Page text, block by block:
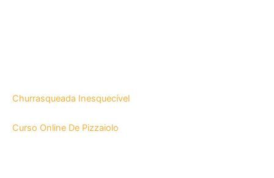
Churrasqueada Inesquecível
Curso Online De Pizzaiolo